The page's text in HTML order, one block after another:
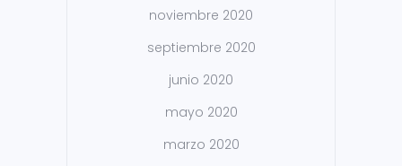
noviembre 2020
septiembre 2020
junio 2020
mayo 2020
marzo 2020